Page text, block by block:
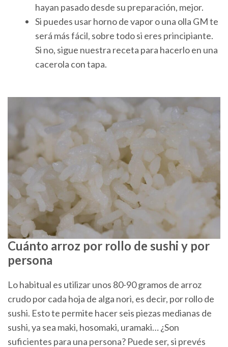
hayan pasado desde su preparación, mejor.
Si puedes usar horno de vapor o una olla GM te
será más fácil, sobre todo si eres principiante.
Si no, sigue nuestra receta para hacerlo en una
cacerola con tapa.
Cuánto arroz por rollo de sushi y por
persona
Lo habitual es utilizar unos 80-90 gramos de arroz
crudo por cada hoja de alga nori, es decir, por rollo de
sushi. Esto te permite hacer seis piezas medianas de
sushi, ya sea maki, hosomaki, uramaki… ¿Son
suficientes para una persona? Puede ser, si prevés